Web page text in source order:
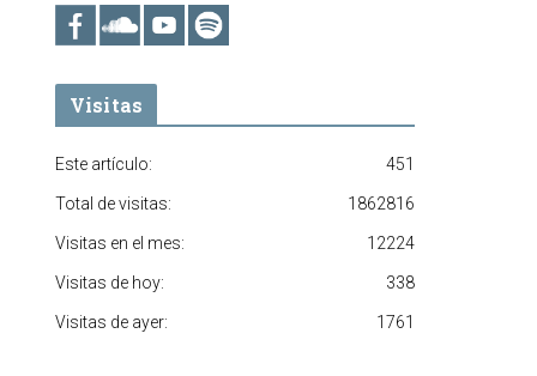
Visitas
451
Este artículo:
1862816
Total de visitas:
12224
Visitas en el mes:
338
Visitas de hoy:
1761
Visitas de ayer: